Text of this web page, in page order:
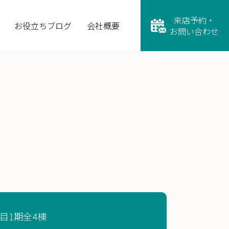
お役立ちブログ 会社概要
来店予約・
お問い合わせ
1期全4棟